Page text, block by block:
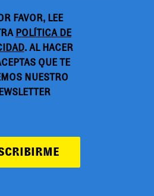
FAVOR, LEE
POLÍTICA DE
. AL HACER
QUE TE
NUESTRO